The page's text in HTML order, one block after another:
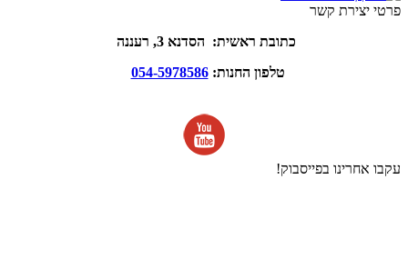
פרטי יצירת קשר
כתובת ראשית: הסדנא 3, רעננה
טלפון החנות:054-5978586
עקבו אחרינו בפייסבוק!